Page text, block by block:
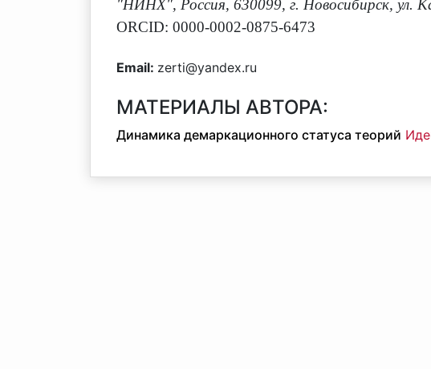
"НИНХ", Россия, 630099, г. Новосибирск, ул.
ORCID: 0000-0002-0875-6473
Email: zerti@yandex.ru
МАТЕРИАЛЫ АВТОРА:
Динамика демаркационного статуса теорий